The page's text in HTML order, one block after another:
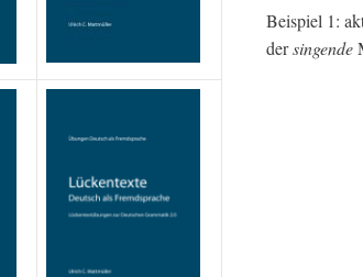
Beispiel 1:
dersingende